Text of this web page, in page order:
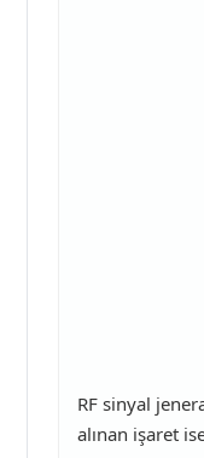
RF sinyal
alınan işaret